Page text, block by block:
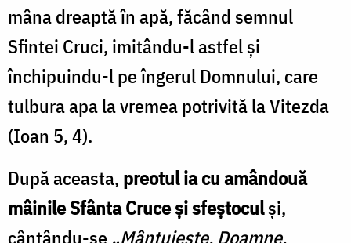
mâna dreaptă în apă, făcând semnul
Sfintei Cruci, imitându-l astfel şi
închipuindu-l pe îngerul Domnului, care
tulbura apa la vremea potrivită la Vitezda
(Ioan 5, 4).
După aceasta, preotul ia cu amândouă
mâinile Sfânta Cruce şi sfeștoculşi,
cântându-se „Mântuieşte, Doamne,